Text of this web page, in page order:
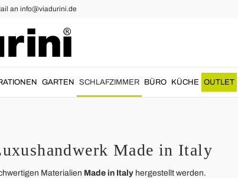
an info@viadurini.de
GARTEN SCHLAFZIMMER BÜRO KÜCHE OUTLET
Made in Italy
Materialien Made in Italyhergestellt werden.